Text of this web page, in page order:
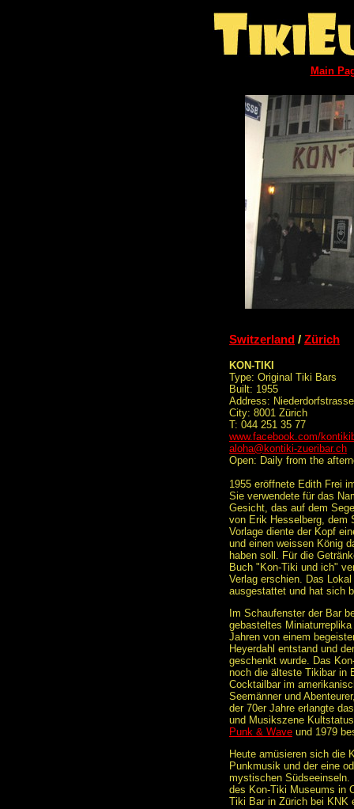
Main
Switzerland / Zürich
KON-TIKI
Type: Original Tiki Bars
Built: 1955
Address:
City: 8001 Zürich
T: 044 251 35 77
www.facebook.com/
aloha@kontiki-zueribar.ch
Open: Daily from the
1955 eröffnete Edith Frei
Sie verwendete für das
Gesicht, das auf dem
von Erik Hesselberg, dem
Vorlage diente der Kopf
und einen weissen König
haben soll. Für die
Buch "Kon-Tiki und ich"
Verlag erschien. Das
ausgestattet und hat sich
Im Schaufenster der Bar
gebasteltes
Jahren von einem
Heyerdahl entstand und
geschenkt wurde. Das
noch die älteste Tikibar in
Cocktailbar im
Seemänner und
der 70er Jahre erlangte
und Musikszene
Punk & Wave und 1979
Heute amüsieren sich die
Punkmusik und der eine
mystischen
des Kon-Tiki Museums in
Tiki Bar in Zürich bei KNK